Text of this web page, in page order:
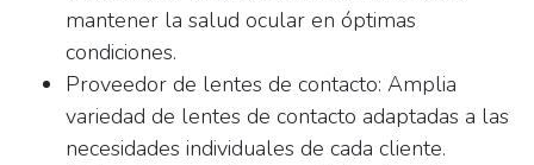
mantener la salud ocular en óptimas
condiciones.
Proveedor de lentes de contacto: Amplia
variedad de lentes de contacto adaptadas a las
necesidades individuales de cada cliente.